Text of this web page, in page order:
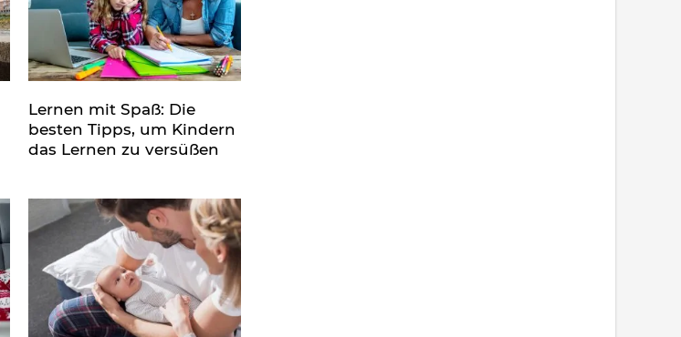
Lernen mit Spaß: Die
besten Tipps, um Kindern
das Lernen zu versüßen